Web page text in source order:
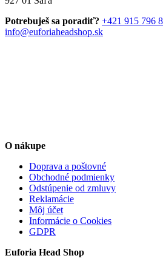
vybrať
na
Potrebuješ sa poradiť? +421 915 796
info@euforiaheadshop.sk
O nákupe
Doprava a poštovné
Obchodné podmienky
Odstúpenie od zmluvy
Reklamácie
Môj účet
Informácie o Cookies
GDPR
Euforia Head Shop